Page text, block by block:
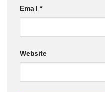
Email *
Website